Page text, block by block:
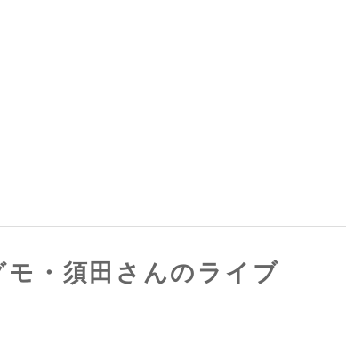
モ・須田さんのライブ